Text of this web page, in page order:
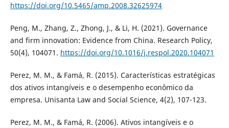
https://doi.org/10.5465/amp.2008.32625974
Peng, M., Zhang, Z., Zhong, J., & Li, H. (2021). Governance
and firm innovation: Evidence from China. Research Policy,
50(4), 104071. https://doi.org/10.1016/j.respol.2020.104071
Perez, M. M., & Famá, R. (2015). Características estratégicas
dos ativos intangíveis e o desempenho econômico da
empresa. Unisanta Law and Social Science, 4(2), 107-123.
Perez, M. M., & Famá, R. (2006). Ativos intangíveis e o